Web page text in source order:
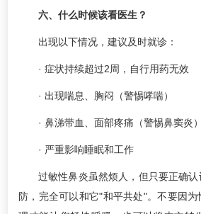
六、什么时候该看医生？
出现以下情况，建议及时就诊：
· 症状持续超过2周，自行用药无效
· 出现喘息、胸闷（警惕哮喘）
· 鼻涕带血、面部疼痛（警惕鼻窦炎）
· 严重影响睡眠和工作
过敏性鼻炎虽然烦人，但只要正确
防，完全可以和它"和平共处"。不要因